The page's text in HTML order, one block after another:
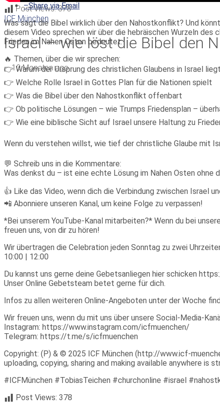
Post Views: 378
ICF München
Israel – wie löst die Bibel den
— 10 Monaten ago
–Share via Email
Was sagt die Bibel wirklich über den Nahostkonflikt? Und
diesem Video sprechen wir über die hebräischen Wurzeln
Frieden im Nahen Osten bedeutet.
🔥 Themen, über die wir sprechen:
👉 Warum der Ursprung des christlichen Glaubens in Israel
👉 Welche Rolle Israel in Gottes Plan für die Nationen spielt
👉 Was die Bibel über den Nahostkonflikt offenbart
👉 Ob politische Lösungen – wie Trumps Friedensplan –
👉 Wie eine biblische Sicht auf Israel unsere Haltung zu
Wenn du verstehen willst, wie tief der christliche Glaube mit
💬 Schreib uns in die Kommentare:
Was denkst du – ist eine echte Lösung im Nahen Osten ohne
👍 Like das Video, wenn dich die Verbindung zwischen Israel
📲 Abonniere unseren Kanal, um keine Folge zu verpassen!
*Bei unserem YouTube-Kanal mitarbeiten?* Wenn du bei
freuen uns, von dir zu hören!
Wir übertragen die Celebration jeden Sonntag zu zwei
10:00 | 12:00
Du kannst uns gerne deine Gebetsanliegen hier schicken
Unser Online Gebetsteam betet gerne für dich.
Infos zu allen weiteren Online-Angeboten unter der Woche
Wir freuen uns, wenn du mit uns über unsere Social-Media-
Instagram: https://www.instagram.com/icfmuenchen/
Telegram: https://t.me/s/icfmuenchen
Copyright: (P) & © 2025 ICF München (http://www.icf-
uploading, copying, sharing and making available anywhere is
#ICFMünchen #TobiasTeichen #churchonline #israel
Post Views: 378